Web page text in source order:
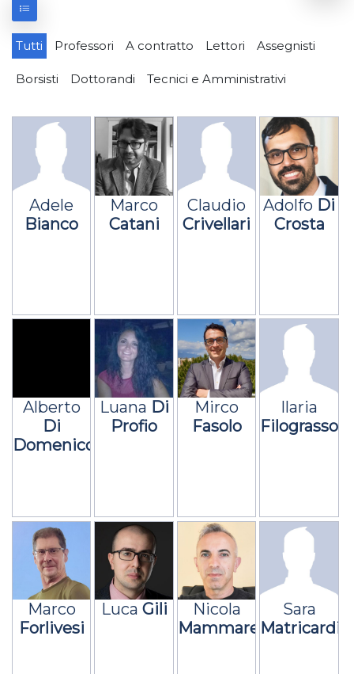
Tutti Professori A contratto Lettori Assegnisti
Borsisti Dottorandi Tecnici e Amministrativi
Adele
Bianco
Marco
Catani
Claudio
Crivellari
Adolfo Di
Crosta
Alberto
Di
Domenico
Luana Di
Profio
Mirco
Fasolo
Ilaria
Filograsso
Marco
Forlivesi
Luca Gili
Nicola
Mammarella
Sara
Matricardi